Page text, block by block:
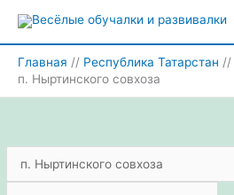
содержимому
Главная Республика Татарстан
п. Ныртинского совхоза